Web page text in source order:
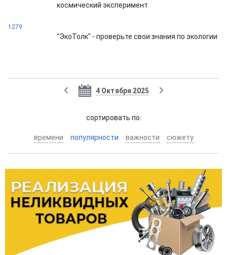
космический эксперимент
1279
"ЭкоТолк" - проверьте свои знания по экологии
4 Октября 2025
cортировать по:
времени популярности важности сюжету